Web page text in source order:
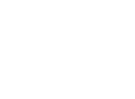
momento.)
momento.)